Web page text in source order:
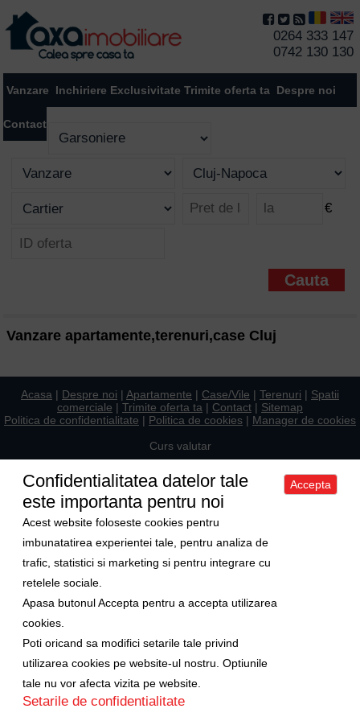
0264 333 147
0742 130 130
Vanzare Inchiriere Exclusivitate Trimite oferta ta Despre noi
Contact
€
Vanzare apartamente,terenuri,case Cluj
Acasa | Despre noi | Apartamente | Case/Vile | Terenuri | Spatii
comerciale | Trimite oferta ta | Contact | Sitemap
Politica de confidentialitate | Politica de cookies | Manager de cookies
Curs valutar
1 USD = 4.5480 RON
Ne gasiti si pe
Copyright © 2009-2026 Axa Imobiliare
Confidentialitatea datelor tale
este importanta pentru noi
Acest website foloseste cookies pentru
imbunatatirea experientei tale, pentru analiza de
trafic, statistici si marketing si pentru integrare cu
retelele sociale.
Apasa butonul Accepta pentru a accepta utilizarea
cookies.
Poti oricand sa modifici setarile tale privind
utilizarea cookies pe website-ul nostru. Optiunile
tale nu vor afecta vizita pe website.
Setarile de confidentialitate
Accepta